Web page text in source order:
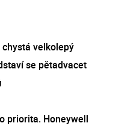
velkolepý
se pětadvacet
priorita. Honeywell